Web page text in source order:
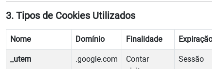
3. Tipos de Cookies Utilizados
Nome Domínio Finalidade Expiração
_utem .google.com
Contar
Sessão